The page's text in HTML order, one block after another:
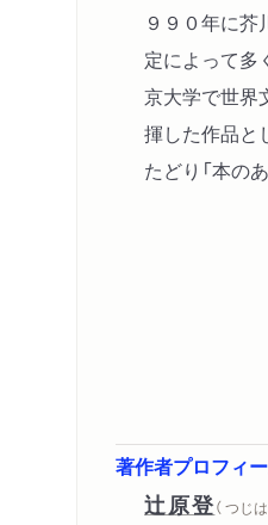
９９０年に
定によって多
京大学で世界
揮した作品と
たどり「本の
著作者プロフィ
辻原登（ つじ